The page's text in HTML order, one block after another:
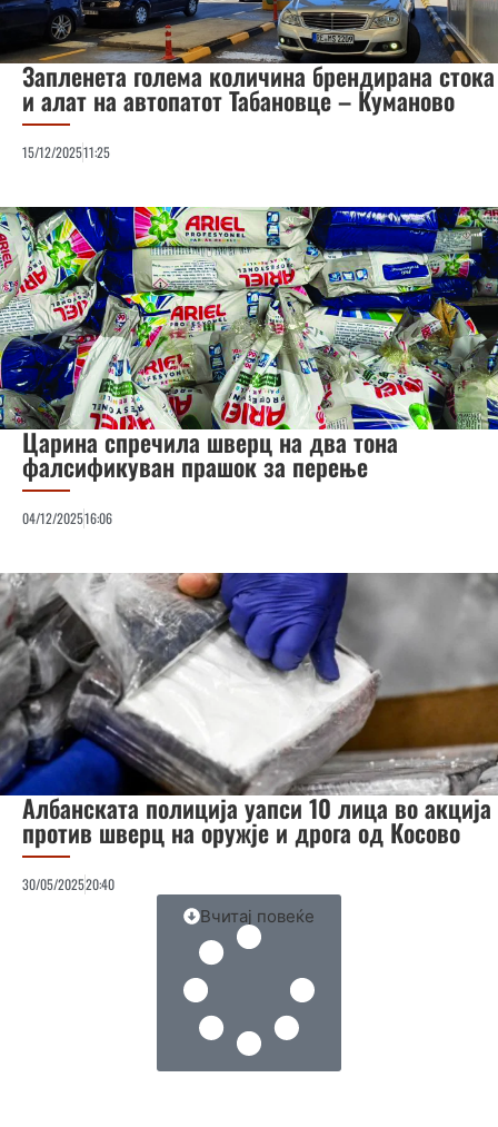
Запленета голема количина брендирана стока
и алат на автопатот Табановце – Куманово
15/12/202511:25
Царина спречила шверц на два тона
фалсификуван прашок за перење
04/12/202516:06
Албанската полиција уапси 10 лица во акција
против шверц на оружје и дрога од Косово
30/05/202520:40
Вчитај повеќе